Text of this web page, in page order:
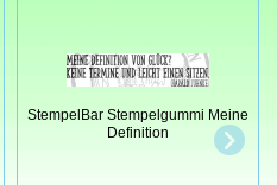
StempelBar Stempelgummi Meine
Definition